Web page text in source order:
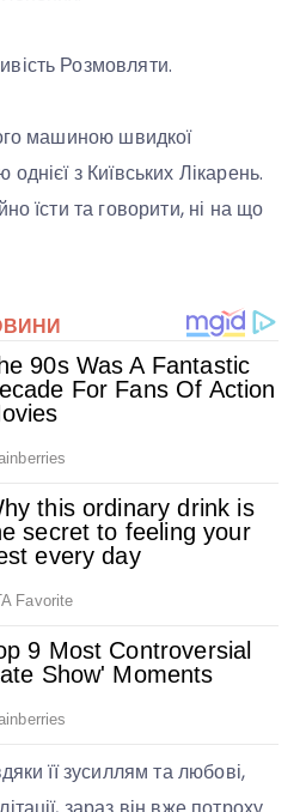
Розмовляти.
машиною швидкої
з Київських Лікарень.
їсти та говорити, ні на що
її зусиллям та любові,